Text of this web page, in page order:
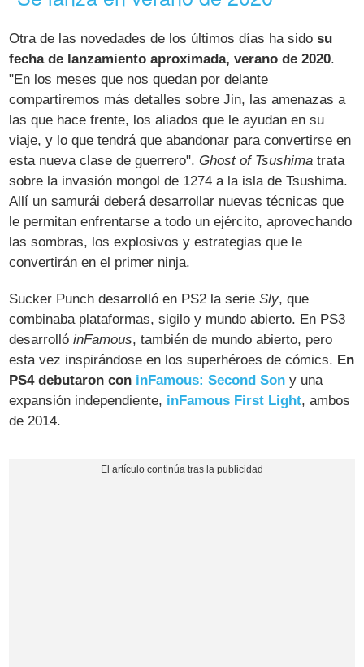
Otra de las novedades de los últimos días ha sidosu
fecha de lanzamiento aproximada, verano de 2020.
"En los meses que nos quedan por delante
compartiremos más detalles sobre Jin, las amenazas a
las que hace frente, los aliados que le ayudan en su
viaje, y lo que tendrá que abandonar para convertirse en
esta nueva clase de guerrero".Ghost of Tsushima trata
sobre la invasión mongol de 1274 a la isla de Tsushima.
Allí un samurái deberá desarrollar nuevas técnicas que
le permitan enfrentarse a todo un ejército, aprovechando
las sombras, los explosivos y estrategias que le
convertirán en el primer ninja.
Sucker Punch desarrolló en PS2 la serieSly, que
combinaba plataformas, sigilo y mundo abierto. En PS3
desarrollóinFamous, también de mundo abierto, pero
esta vez inspirándose en los superhéroes de cómics. En
PS4 debutaron con inFamous: Second Son y una
expansión independiente, inFamous First Light, ambos
de 2014.